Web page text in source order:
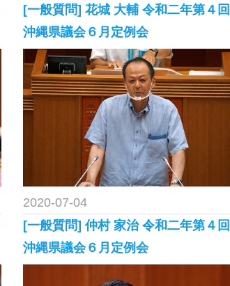
[一般質問] 花城 大輔 令和二年第４回
沖縄県議会６月定例会
2020-07-04
[一般質問] 仲村 家治 令和二年第４回
沖縄県議会６月定例会